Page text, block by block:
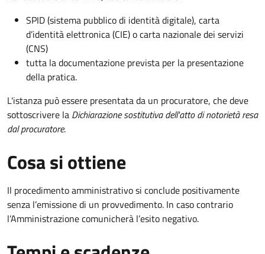
SPID (sistema pubblico di identità digitale), carta
d’identità elettronica (CIE) o carta nazionale dei servizi
(CNS)
tutta la documentazione prevista per la presentazione
della pratica.
L'istanza può essere presentata da un procuratore, che deve
sottoscrivere la Dichiarazione sostitutiva dell'atto di notorietà resa
dal procuratore.
Cosa si ottiene
Il procedimento amministrativo si conclude positivamente
senza l’emissione di un provvedimento. In caso contrario
l’Amministrazione comunicherà l’esito negativo.